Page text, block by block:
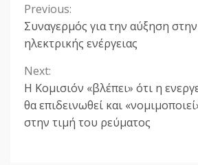
Continue
Reading
Previous:
Συναγερμός για την αύξηση
ηλεκτρικής ενέργειας
Next:
Η Κομισιόν «βλέπει» ότι η
θα επιδεινωθεί και
στην τιμή του ρεύματος